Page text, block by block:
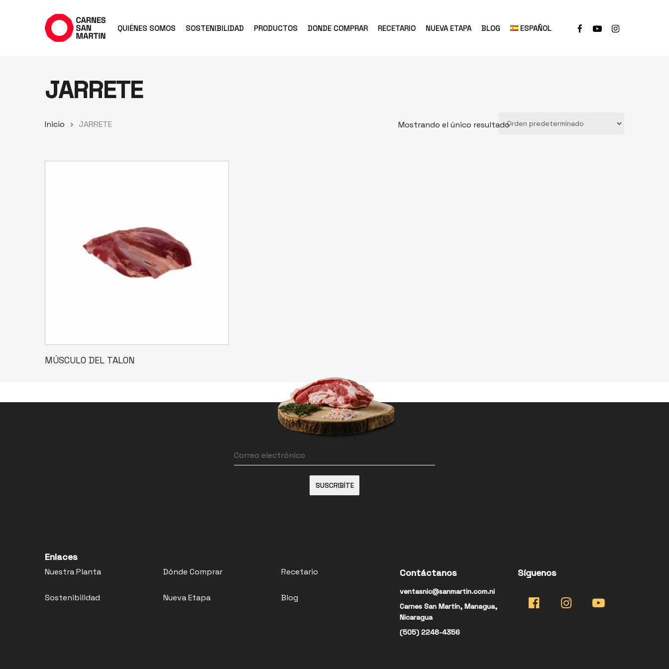
QUIÉNES SOMOS SOSTENIBILIDAD PRODUCTOS DONDE COMPRAR RECETARIO NUEVA ETAPA BLOG ESPAÑOL
JARRETE
Mostrando el único resultado
Inicio JARRETE
Leer Más
MÚSCULO DEL TALON
SUSCRIBÍTE
Enlaces
Nuestra Planta
Sostenibilidad
Dónde Comprar
Nueva Etapa
Recetario
Blog
Contáctanos
ventasnic@sanmartin.com.ni
Carnes San Martín, Managua,
Nicaragua
(505) 2248-4356
Síguenos